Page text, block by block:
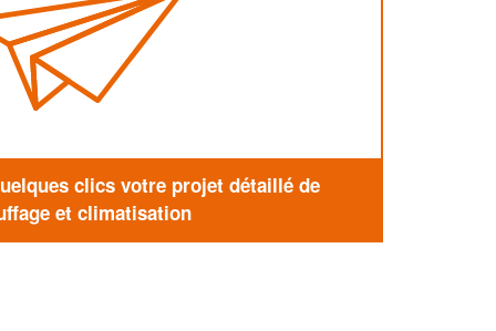
clics votre projet détaillé de
et climatisation